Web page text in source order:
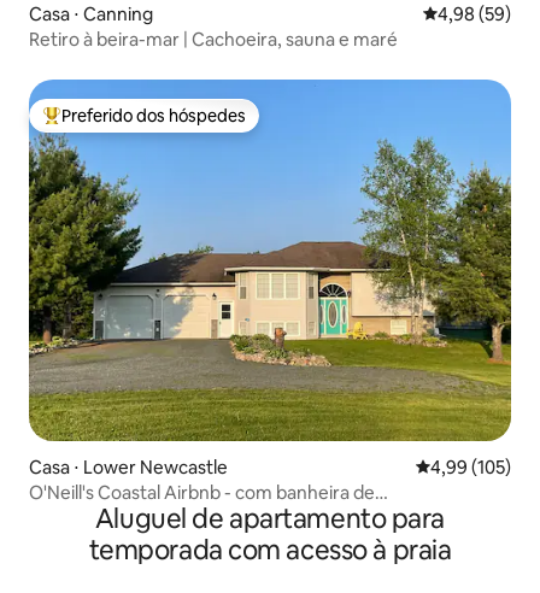
Casa ⋅ Canning 4,98 de uma
4,98 (59)
Retiro à beira-mar | Cachoeira, sauna e maré
Entre os melhores preferidos dos hóspedes
Preferido dos hóspedes
Casa ⋅ Lower Newcastle 4,99 de uma
4,99 (105)
O'Neill's Coastal Airbnb - com banheira de
hidromassagem!
Aluguel de apartamento para
temporada com acesso à praia